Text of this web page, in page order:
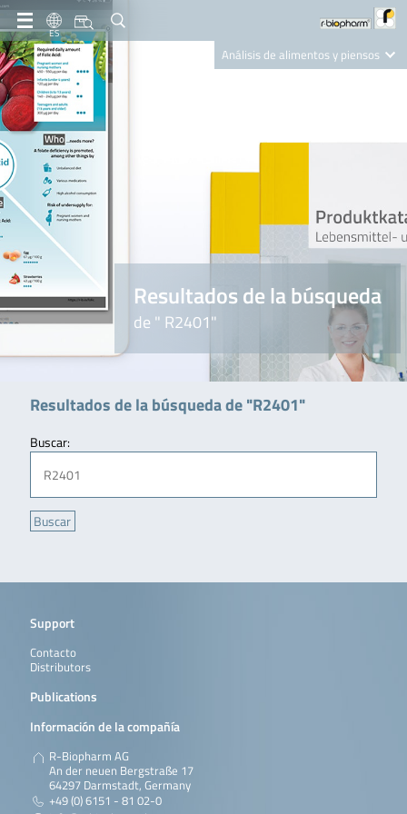
ES
Análisis de alimentos y piensos
Nutrition Care
Resultados de la búsqueda
de " R2401"
Resultados de la búsqueda de "R2401"
Buscar:
Support
Contacto
Distributors
Publications
Información de la compañía
R-Biopharm AG
An der neuen Bergstraße 17
64297 Darmstadt, Germany
+49 (0) 6151 - 81 02-0